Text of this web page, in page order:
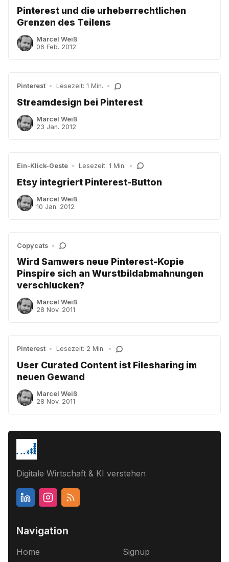
Pinterest und die urheberrechtlichen
Grenzen des Teilens
Marcel Weiß
06 Feb. 2012
Pinterest • Lesezeit: 1 Min. •
Streamdesign bei Pinterest
Marcel Weiß
23 Jan. 2012
Ein-Klick-Geste • Lesezeit: 1 Min. •
Etsy integriert Pinterest-Button
Marcel Weiß
10 Jan. 2012
Copycats •
Wird Samwers neue Pinterest-Kopie
Pinspire sich an Wurstbildabmahnungen
verschlucken?
Marcel Weiß
28 Nov. 2011
Pinterest • Lesezeit: 2 Min. •
User Curated Content ist Filesharing im
neuen Gewand
Marcel Weiß
28 Nov. 2011
Digitale Wirtschaft & KI verstehen
Navigation
Home Signup